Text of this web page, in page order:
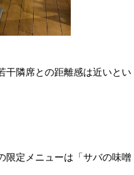
干隣席との距離感は近いとい
限定メニューは「サバの味噌